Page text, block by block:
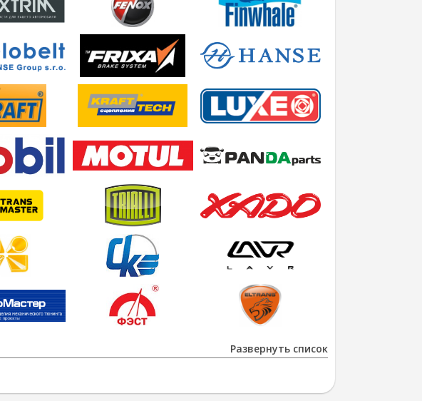
Развернуть список